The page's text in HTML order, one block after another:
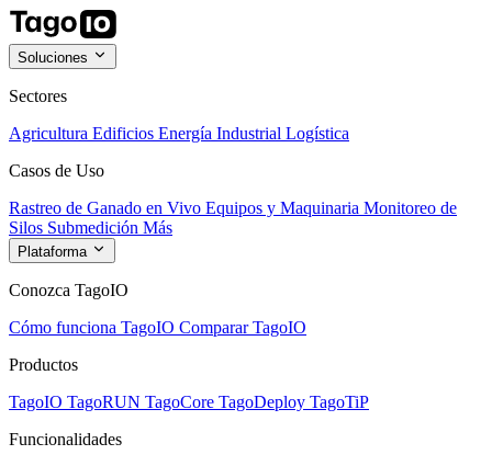
Soluciones
Sectores
Agricultura Edificios Energía Industrial Logística
Casos de Uso
Rastreo de Ganado en Vivo Equipos y Maquinaria Monitoreo de
Silos Submedición Más
Plataforma
Conozca TagoIO
Cómo funciona TagoIO Comparar TagoIO
Productos
TagoIO TagoRUN TagoCore TagoDeploy TagoTiP
Funcionalidades